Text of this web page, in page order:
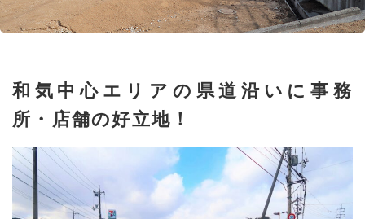
和気中心エリアの県道沿いに事務
所・店舗の好立地！